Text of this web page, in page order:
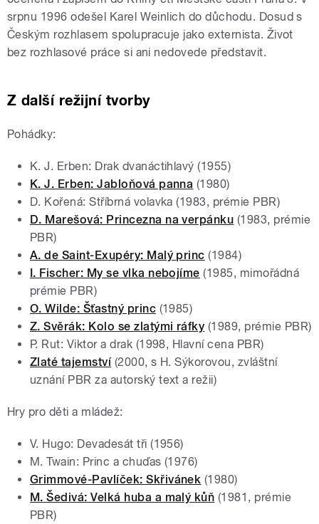
srpnu 1996 odešel Karel Weinlich do důchodu. Dosud s
Českým rozhlasem spolupracuje jako externista. Život
bez rozhlasové práce si ani nedovede představit.
Z další režijní tvorby
Pohádky:
K. J. Erben: Drak dvanáctihlavý (1955)
K. J. Erben: Jabloňová panna (1980)
D. Kořená: Stříbrná volavka (1983, prémie PBR)
D. Marešová: Princezna na verpánku (1983, prémie
PBR)
A. de Saint-Exupéry: Malý princ (1984)
I. Fischer: My se vlka nebojíme (1985, mimořádná
prémie PBR)
O. Wilde: Šťastný princ (1985)
Z. Svěrák: Kolo se zlatými ráfky (1989, prémie PBR)
P. Rut: Viktor a drak (1998, Hlavní cena PBR)
Zlaté tajemství(2000, s H. Sýkorovou, zvláštní
uznání PBR za autorský text a režii)
Hry pro děti a mládež:
V. Hugo: Devadesát tři (1956)
M. Twain: Princ a chuďas (1976)
Grimmové-Pavlíček: Skřivánek (1980)
M. Šedivá: Velká huba a malý kůň (1981, prémie
PBR)